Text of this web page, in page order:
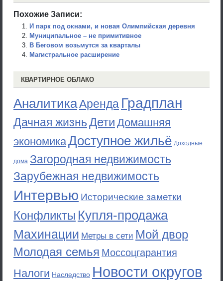
Похожие Записи:
И парк под окнами, и новая Олимпийская деревня
Муниципальное – не примитивное
В Беговом возьмутся за кварталы
Магистральное расширение
КВАРТИРНОЕ ОБЛАКО
АналитикаАренда Градплан
Дачная жизньДети Домашняя
экономикаДоступное жильё Доходные
дома Загородная недвижимость
Зарубежная недвижимость
Интервью Исторические заметки
Конфликты Купля-продажа
Махинации Метры в сети Мой двор
Молодая семья Моссоцгарантия
Налоги Наследство Новости округов